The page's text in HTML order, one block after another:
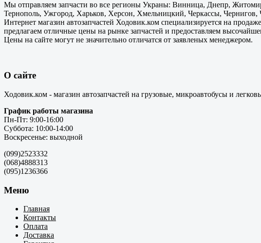
Мы отправляем запчасти во все регионы Украны: Винница, Днепр,
Тернополь, Ужгород, Харьков, Херсон, Хмельницкий, Черкассы, Чернигов,
Интернет магазин автозапчастей Ходовик.ком специализируется на
предлагаем отличные цены на рынке запчастей и предоставляем
Цены на сайте могут не значительно отличатся от заявленых менеджером.
О сайте
Ходовик.ком - магазин автозапчастей на грузовые, микроавтобусы и
График работы магазина
Пн-Пт: 9:00-16:00
Суббота: 10:00-14:00
Воскресенье: выходной
(099)2523332
(068)4888313
(095)1236366
Меню
Главная
Контакты
Оплата
Доставка